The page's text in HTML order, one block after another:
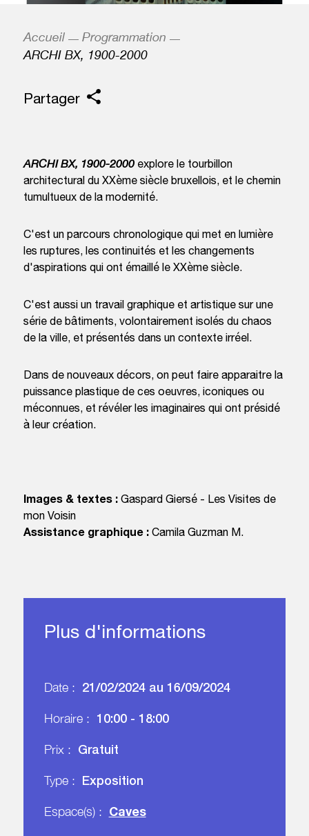
Accueil
Programmation
ARCHI BX, 1900-2000
Partager
ARCHI BX, 1900-2000explore le tourbillon
architectural du XXème siècle bruxellois, et le chemin
tumultueux de la modernité.
C'est un parcours chronologique qui met en lumière
les ruptures, les continuités et les changements
d'aspirations qui ont émaillé le XXème siècle.
C'est aussi un travail graphique et artistique sur une
série de bâtiments, volontairement isolés du chaos
de la ville, et présentés dans un contexte irréel.
Dans de nouveaux décors, on peut faire apparaitre la
puissance plastique de ces oeuvres, iconiques ou
méconnues, et révéler les imaginaires qui ont présidé
à leur création.
Images & textes : Gaspard Giersé - Les Visites de
mon Voisin
Assistance graphique : Camila Guzman M.
Plus d'informations
Date : 21/02/2024 au 16/09/2024
Horaire : 10:00 - 18:00
Prix : Gratuit
Type : Exposition
Espace(s) : Caves